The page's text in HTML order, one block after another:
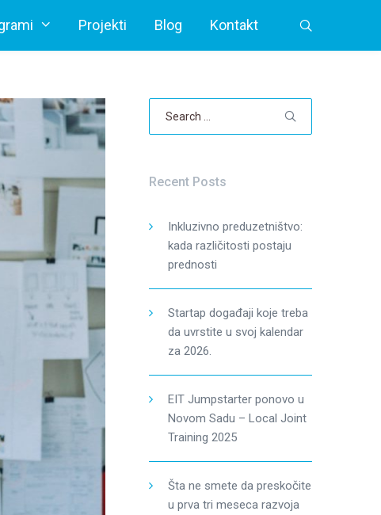
Projekti Blog Kontakt
Recent Posts
Inkluzivno preduzetništvo:
kada različitosti postaju
prednosti
Startap događaji koje treba
da uvrstite u svoj kalendar
za 2026.
EIT Jumpstarter ponovo u
Novom Sadu – Local Joint
Training 2025
Šta ne smete da preskočite
u prva tri meseca razvoja